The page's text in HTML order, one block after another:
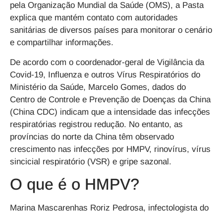
pela Organização Mundial da Saúde (OMS), a Pasta
explica que mantém contato com autoridades
sanitárias de diversos países para monitorar o cenário
e compartilhar informações.
De acordo com o coordenador-geral de Vigilância da
Covid-19, Influenza e outros Vírus Respiratórios do
Ministério da Saúde, Marcelo Gomes, dados do
Centro de Controle e Prevenção de Doenças da China
(China CDC) indicam que a intensidade das infecções
respiratórias registrou redução. No entanto, as
províncias do norte da China têm observado
crescimento nas infecções por HMPV, rinovírus, vírus
sincicial respiratório (VSR) e gripe sazonal.
O que é o HMPV?
Marina Mascarenhas Roriz Pedrosa, infectologista do